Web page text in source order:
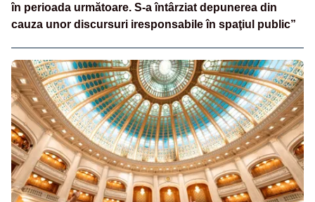
în perioada următoare. S-a întârziat depunerea din
cauza unor discursuri iresponsabile în spaţiul public”